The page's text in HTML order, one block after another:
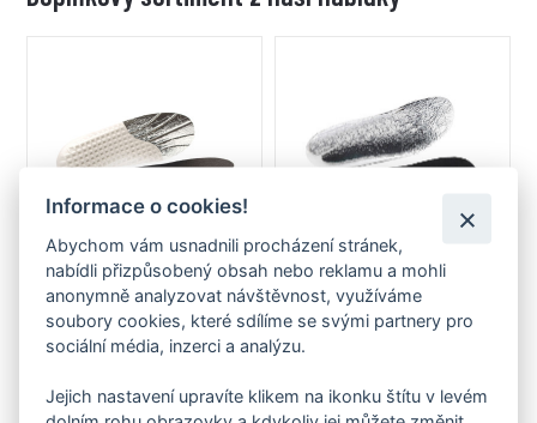
Stélka FARE vkládací zimní
od 69 Kč
Stélka FARE zimní
od 69 Kč
Informace o cookies!
Abychom vám usnadnili procházení stránek,
nabídli přizpůsobený obsah nebo reklamu a mohli
anonymně analyzovat návštěvnost, využíváme
soubory cookies, které sdílíme se svými partnery pro
sociální média, inzerci a analýzu.
Jejich nastavení upravíte klikem na ikonku štítu v levém